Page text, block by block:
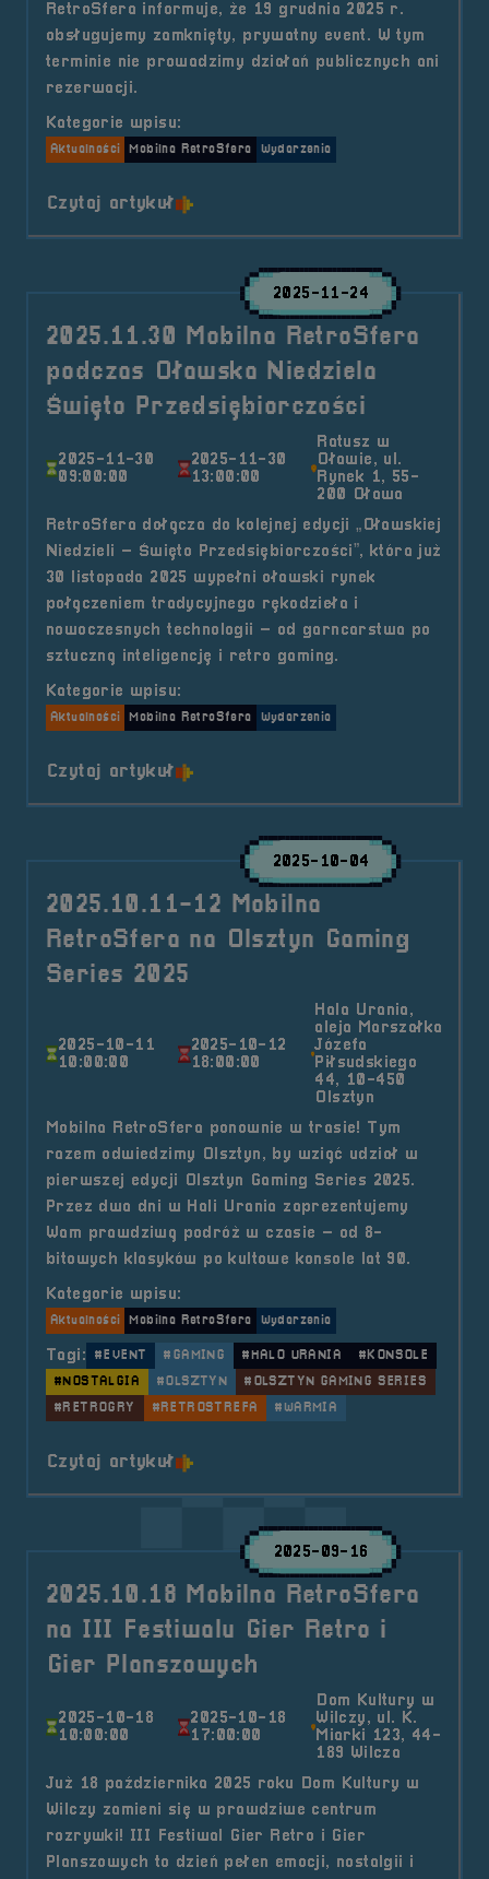
RetroSfera informuje, że 19 grudnia 2025 r.
obsługujemy zamknięty, prywatny event. W tym
terminie nie prowadzimy działań publicznych ani
rezerwacji.
Kategorie wpisu:
Aktualności Mobilna RetroSfera Wydarzenia
Czytaj artykuło tytule 2025.12.19 Mobilna
2025-11-24
2025.11.30 Mobilna RetroSfera
podczas Oławska Niedziela
Święto Przedsiębiorczości
2025-11-30
09:00:00
2025-11-30
13:00:00
Ratusz w
Oławie, ul.
Rynek 1, 55-
200 Oława
RetroSfera dołącza do kolejnej edycji „Oławskiej
Niedzieli – Święto Przedsiębiorczości”, która już
30 listopada 2025 wypełni oławski rynek
połączeniem tradycyjnego rękodzieła i
nowoczesnych technologii – od garncarstwa po
sztuczną inteligencję i retro gaming.
Kategorie wpisu:
Aktualności Mobilna RetroSfera Wydarzenia
Czytaj artykuło tytule 2025.11.30 Mobilna
2025-10-04
2025.10.11-12 Mobilna
RetroSfera na Olsztyn Gaming
Series 2025
2025-10-11
10:00:00
2025-10-12
18:00:00
Hala Urania,
aleja Marszałka
Józefa
Piłsudskiego
44, 10-450
Olsztyn
Mobilna RetroSfera ponownie w trasie! Tym
razem odwiedzimy Olsztyn, by wziąć udział w
pierwszej edycji Olsztyn Gaming Series 2025.
Przez dwa dni w Hali Urania zaprezentujemy
Wam prawdziwą podróż w czasie – od 8-
bitowych klasyków po kultowe konsole lat 90.
Kategorie wpisu:
Aktualności Mobilna RetroSfera Wydarzenia
Tagi: #EVENT #GAMING #HALO URANIA
#KONSOLE
#NOSTALGIA
#OLSZTYN
#OLSZTYN GAMING SERIES
#RETROGRY
#RETROSTREFA #WARMIA
Czytaj artykuło tytule 2025.10.11-12 Mobilna
2025-09-16
2025.10.18 Mobilna RetroSfera
na III Festiwalu Gier Retro i
Gier Planszowych
2025-10-18
10:00:00
2025-10-18
17:00:00
Dom Kultury w
Wilczy, ul. K.
Miarki 123, 44-
189 Wilcza
Już 18 października 2025 roku Dom Kultury w
Wilczy zamieni się w prawdziwe centrum
rozrywki! III Festiwal Gier Retro i Gier
Planszowych to dzień pełen emocji, nostalgii i